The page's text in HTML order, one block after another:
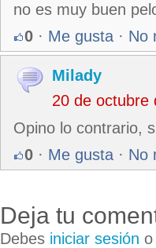
no es muy buen
0 · Me gusta · No
Milady
20 de octubre
Opino lo contrario,
0 · Me gusta · No
Deja tu
Debes iniciar sesión